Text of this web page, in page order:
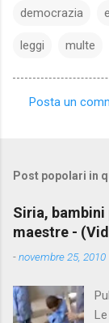
democrazia
leggi multe
e
n
t
Posta un
Post popolari in
Siria,
maestre -
-novembre 25, 2010